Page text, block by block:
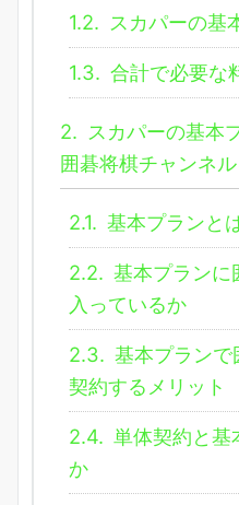
1.2. スカパーの基
1.3. 合計で必要な
2. スカパーの基本
囲碁将棋チャンネ
2.1. 基本プランと
2.2. 基本プランに
入っているか
2.3. 基本プランで
契約するメリット
2.4. 単体契約と基
か